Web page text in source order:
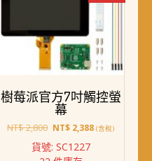
樹莓派官方7吋觸控螢
幕
NT$2,800 原
價
NT$ 2,388目(含稅)
貨號: SC1227